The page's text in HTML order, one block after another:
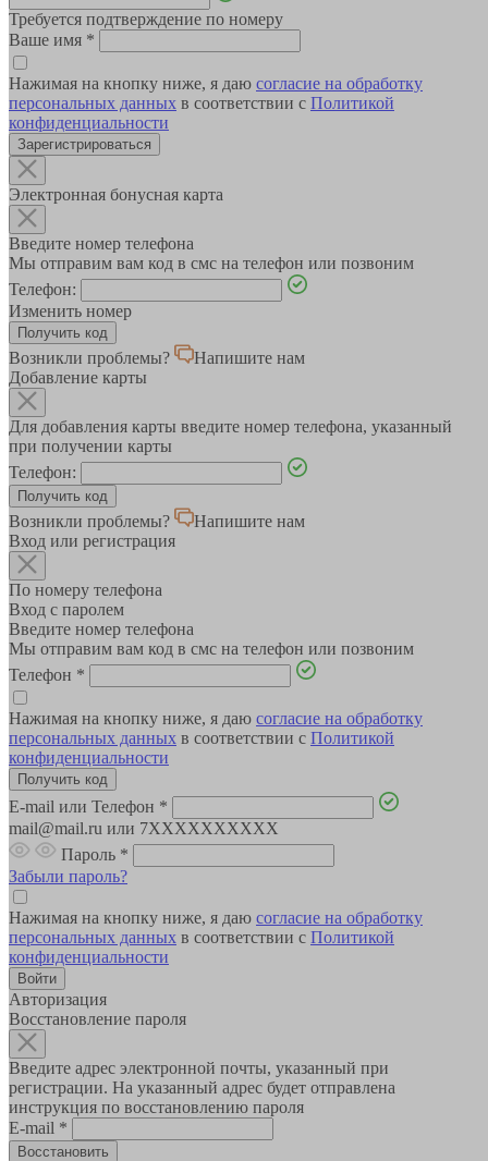
Требуется подтверждение по номеру
Ваше имя *
Нажимая на кнопку ниже, я даю согласие на обработку
персональных данных в соответствии с Политикой
конфиденциальности
Зарегистрироваться
Электронная бонусная карта
Введите номер телефона
Мы отправим вам код в смс на телефон или позвоним
Телефон:
Изменить номер
Возникли проблемы?
Напишите нам
Добавление карты
Для добавления карты введите номер телефона, указанный
при получении карты
Телефон:
Возникли проблемы?
Напишите нам
Вход или регистрация
По номеру телефона
Вход с паролем
Введите номер телефона
Мы отправим вам код в смс на телефон или позвоним
Телефон *
Нажимая на кнопку ниже, я даю согласие на обработку
персональных данных в соответствии с Политикой
конфиденциальности
E-mail или Телефон *
mail@mail.ru или 7XXXXXXXXXX
Пароль *
Забыли пароль?
Нажимая на кнопку ниже, я даю согласие на обработку
персональных данных в соответствии с Политикой
конфиденциальности
Авторизация
Восстановление пароля
Введите адрес электронной почты, указанный при
регистрации. На указанный адрес будет отправлена
инструкция по восстановлению пароля
E-mail *